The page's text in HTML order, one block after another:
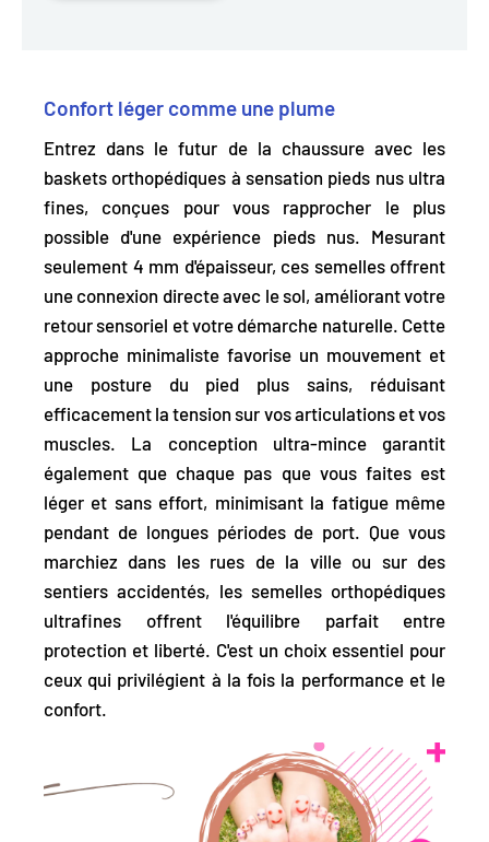
Confort léger comme une plume
Entrez dans le futur de la chaussure avec les
baskets orthopédiques à sensation pieds nus ultra
fines, conçues pour vous rapprocher le plus
possible d'une expérience pieds nus. Mesurant
seulement 4 mm d'épaisseur, ces semelles offrent
une connexion directe avec le sol, améliorant votre
retour sensoriel et votre démarche naturelle. Cette
approche minimaliste favorise un mouvement et
une posture du pied plus sains, réduisant
efficacement la tension sur vos articulations et vos
muscles. La conception ultra-mince garantit
également que chaque pas que vous faites est
léger et sans effort, minimisant la fatigue même
pendant de longues périodes de port. Que vous
marchiez dans les rues de la ville ou sur des
sentiers accidentés, les semelles orthopédiques
ultrafines offrent l'équilibre parfait entre
protection et liberté. C'est un choix essentiel pour
ceux qui privilégient à la fois la performance et le
confort.